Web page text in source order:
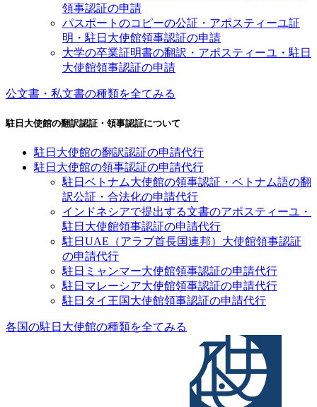
領事認証の申請
パスポートのコピーの公証・アポスティーユ証
明・駐日大使館領事認証の申請
大学の卒業証明書の翻訳・アポスティーユ・駐日
大使館領事認証の申請
公文書・私文書の種類を全てみる
駐日大使館の翻訳認証・領事認証について
駐日大使館の翻訳認証の申請代行
駐日大使館の領事認証の申請代行
駐日ベトナム大使館の領事認証・ベトナム語の翻
訳公証・合法化の申請代行
インドネシアで提出する文書のアポスティーユ・
駐日大使館領事認証の申請代行
駐日UAE（アラブ首長国連邦）大使館領事認証
の申請代行
駐日ミャンマー大使館領事認証の申請代行
駐日マレーシア大使館領事認証の申請代行
駐日タイ王国大使館領事認証の申請代行
各国の駐日大使館の種類を全てみる